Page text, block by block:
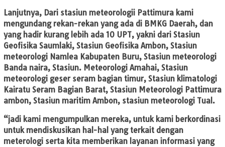
Lanjutnya, Dari stasiun meteorologii Pattimura kami
mengundang rekan-rekan yang ada di BMKG Daerah, dan
yang hadir kurang lebih ada 10 UPT, yakni dari Stasiun
Geofisika Saumlaki, Stasiun Geofisika Ambon, Stasiun
meteorologi Namlea Kabupaten Buru, Stasiun meteorologi
Banda naira, Stasiun. Meteorologi Amahai, Stasiun
meteorologi geser seram bagian timur, Stasiun klimatologi
Kairatu Seram Bagian Barat, Stasiun Meteorologi Pattimura
ambon, Stasiun maritim Ambon, stasiun meteorologi Tual.
“jadi kami mengumpulkan mereka, untuk kami berkordinasi
untuk mendiskusikan hal-hal yang terkait dengan
meterologi serta kita memberikan layanan informasi yang